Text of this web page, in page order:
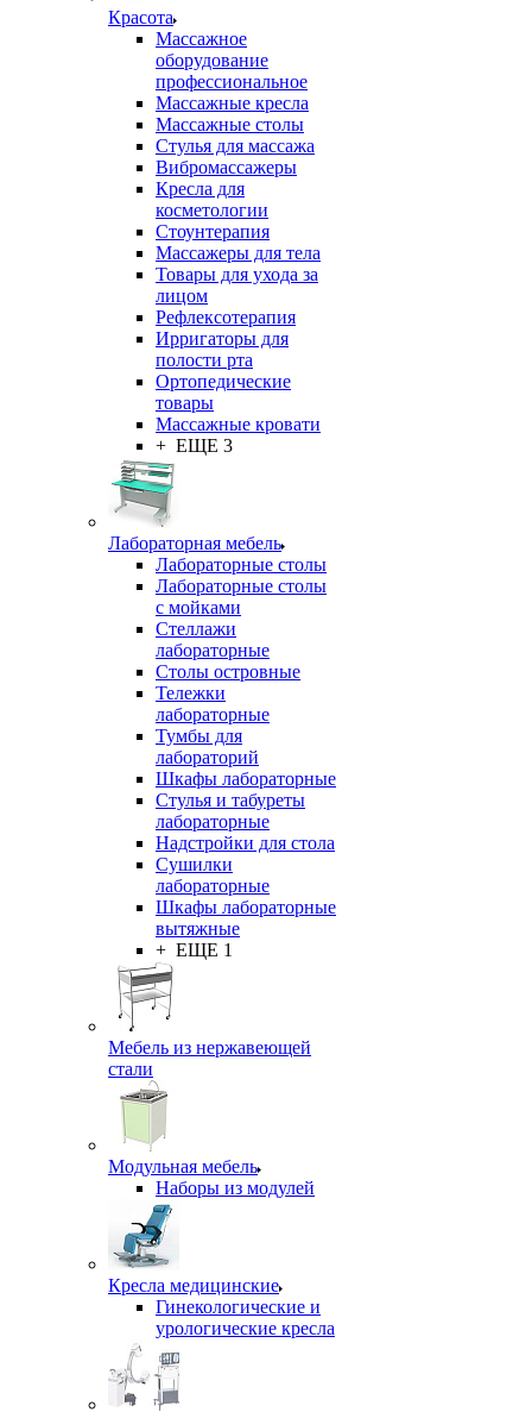
Красота
Массажное
оборудование
профессиональное
Массажные кресла
Массажные столы
Стулья для массажа
Вибромассажеры
Кресла для
косметологии
Стоунтерапия
Массажеры для тела
Товары для ухода за
лицом
Рефлексотерапия
Ирригаторы для
полости рта
Ортопедические
товары
Массажные кровати
+ ЕЩЕ 3
Лабораторная мебель
Лабораторные столы
Лабораторные столы
с мойками
Стеллажи
лабораторные
Столы островные
Тележки
лабораторные
Тумбы для
лабораторий
Шкафы лабораторные
Стулья и табуреты
лабораторные
Надстройки для стола
Сушилки
лабораторные
Шкафы лабораторные
вытяжные
+ ЕЩЕ 1
Мебель из нержавеющей
стали
Модульная мебель
Наборы из модулей
Кресла медицинские
Гинекологические и
урологические кресла